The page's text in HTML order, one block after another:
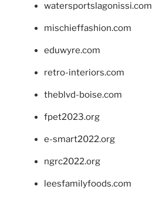
watersportslagonissi.com
mischieffashion.com
eduwyre.com
retro-interiors.com
theblvd-boise.com
fpet2023.org
e-smart2022.org
ngrc2022.org
leesfamilyfoods.com